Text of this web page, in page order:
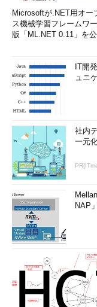
揃わない場合は、このIP
る。
に到着した状態を表
っとしたら一部のパ
て到着するかもしれな
ちのどの部分である
てパケットを再構成
ば、そこからデータ
されることになる。
■ID（Identification。
IDにはIPパケットを
ットされるが、同じIP
ットは、すべて同じ
たコンピュータ側で
ば、オリジナルのIP
では重複する可能性
せてユニーク性を確
Microsoftが.NET用オー
ス機械学習フレームワ
版「ML.NET 0.11」を
IT開
ュニ
社内
一元
NAP